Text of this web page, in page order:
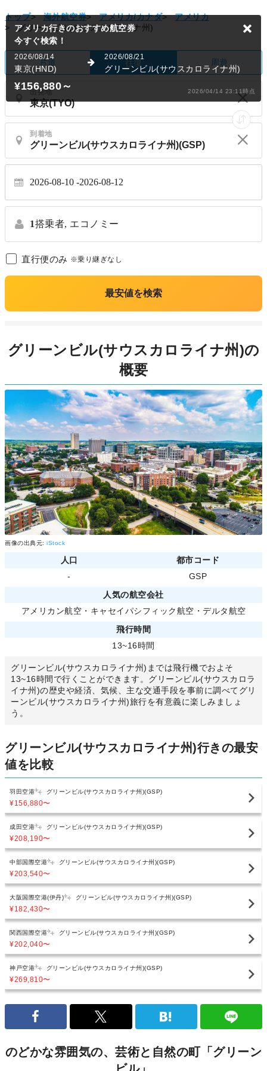
トップ> 海外航空券> アメリカ/カナダ>
アメリカ
>
グリーンビル(サウスカロライナ州)
片道 往復 周遊
出発地
到着地
2026-08-10 2026-08-12
1搭乗者, エコノミー
直行便のみ ※乗り継ぎなし
最安値を検索
アメリカ行きのおすすめ航空券
今すぐ検索！
2026/08/14
東京(HND)
2026/08/21
グリーンビル(サウスカロライナ州)
¥156,880～ 2026/04/14 23:11時点
グリーンビル(サウスカロライナ州)の
概要
画像の出典元: iStock
人口
都市コード
-
GSP
人気の航空会社
アメリカン航空 ・ キャセイパシフィック航空 ・ デルタ航空
飛行時間
13~16時間
グリーンビル(サウスカロライナ州)までは飛行機でおよそ
13~16時間で行くことができます。グリーンビル(サウスカロラ
イナ州)の歴史や経済、気候、主な交通手段を事前に調べてグリ
ーンビル(サウスカロライナ州)旅行を有意義に楽しみましょ
う。
グリーンビル(サウスカロライナ州)行きの最安
値を比較
羽田空港 グリーンビル(サウスカロライナ州)(GSP)
¥156,880〜
成田空港 グリーンビル(サウスカロライナ州)(GSP)
¥208,190〜
中部国際空港 グリーンビル(サウスカロライナ州)(GSP)
¥203,540〜
大阪国際空港(伊丹) グリーンビル(サウスカロライナ州)(GSP)
¥182,430〜
関西国際空港 グリーンビル(サウスカロライナ州)(GSP)
¥202,040〜
神戸空港 グリーンビル(サウスカロライナ州)(GSP)
¥269,810〜
のどかな雰囲気の、芸術と自然の町「グリーン